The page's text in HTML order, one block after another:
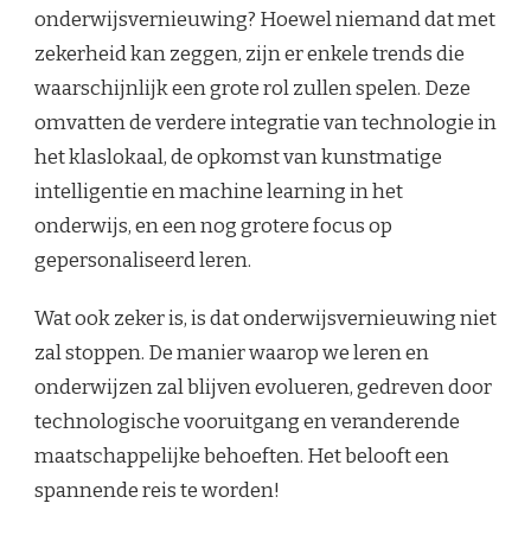
onderwijsvernieuwing? Hoewel niemand dat met
zekerheid kan zeggen, zijn er enkele trends die
waarschijnlijk een grote rol zullen spelen. Deze
omvatten de verdere integratie van technologie in
het klaslokaal, de opkomst van kunstmatige
intelligentie en machine learning in het
onderwijs, en een nog grotere focus op
gepersonaliseerd leren.
Wat ook zeker is, is dat onderwijsvernieuwing niet
zal stoppen. De manier waarop we leren en
onderwijzen zal blijven evolueren, gedreven door
technologische vooruitgang en veranderende
maatschappelijke behoeften. Het belooft een
spannende reis te worden!